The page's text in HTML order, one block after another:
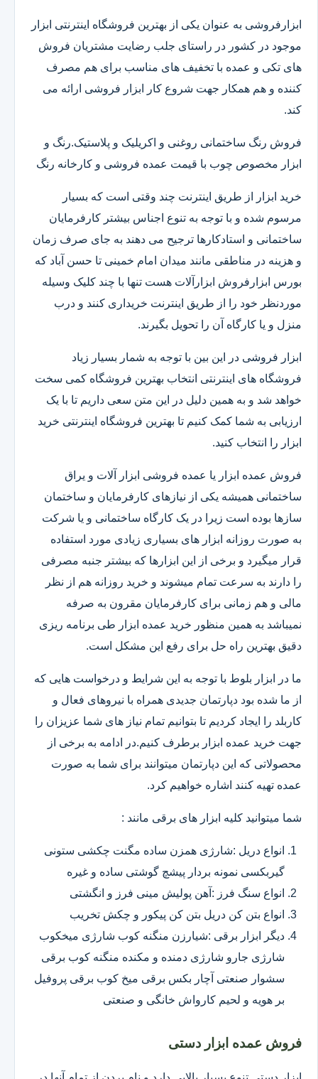
ابزارفروشی به عنوان یکی از بهترین فروشگاه اینترنتی ابزار
موجود در کشور در راستای جلب رضایت مشتریان فروش
های تکی و عمده با تخفیف های مناسب برای هم مصرف
کننده و هم همکار جهت شروع کار ابزار فروشی ارائه می
کند.
فروش رنگ ساختمانی روغنی و اکریلیک و پلاستیک.رنگ و
ابزار مخصوص چوب با قیمت عمده فروشی و کارخانه رنگ
خرید ابزار از طریق اینترنت چند وقتی است که بسیار
مرسوم شده و با توجه به تنوع اجناس بیشتر کارفرمایان
ساختمانی و استادکارها ترجیح می دهند به جای صرف زمان
و هزینه در مناطقی مانند میدان امام خمینی تا حسن آباد که
بورس ابزارفروش ابزارآلات هست تنها با چند کلیک وسیله
موردنظر خود را از طریق اینترنت خریداری کنند و درب
منزل و یا کارگاه آن را تحویل بگیرند.
ابزار فروشی در این بین با توجه به شمار بسیار زیاد
فروشگاه های اینترنتی انتخاب بهترین فروشگاه کمی سخت
خواهد شد و به همین دلیل در این متن سعی داریم تا با یک
ارزیابی به شما کمک کنیم تا بهترین فروشگاه اینترنتی خرید
ابزار را انتخاب کنید.
فروش عمده ابزار یا عمده فروشی ابزار آلات و یراق
ساختمانی همیشه یکی از نیازهای کارفرمایان و ساختمان
سازها بوده است زیرا در یک کارگاه ساختمانی و یا شرکت
به صورت روزانه ابزار های بسیاری زیادی مورد استفاده
قرار میگیرد و برخی از این ابزارها که بیشتر جنبه مصرفی
را دارند به سرعت تمام میشوند و خرید روزانه هم از نظر
مالی و هم زمانی برای کارفرمایان مقرون به صرفه
نمیباشد به همین منظور خرید عمده ابزار طی برنامه ریزی
دقیق بهترین راه حل برای رفع این مشکل است.
ما در ابزار بلوط با توجه به این شرایط و درخواست هایی که
از ما شده بود دپارتمان جدیدی همراه با نیروهای فعال و
کاربلد را ایجاد کردیم تا بتوانیم تمام نیاز های شما عزیزان را
جهت خرید عمده ابزار برطرف کنیم.در ادامه به برخی از
محصولاتی که این دپارتمان میتوانند برای شما به صورت
عمده تهیه کنند اشاره خواهیم کرد.
شما میتوانید کلیه ابزار های برقی مانند :
انواع دریل :شارژی همزن ساده مگنت چکشی ستونی
گیربکسی نمونه بردار پیشچ گوشتی ساده و غیره
انواع سنگ فرز :آهن پولیش مینی فرز و انگشتی
انواع بتن کن دریل بتن کن پیکور و چکش تخریب
دیگر ابزار برقی :شیارزن منگنه کوب شارژی میخکوب
شارژی جارو شارژی دمنده و مکنده منگنه کوب برقی
سشوار صنعتی آچار بکس برقی میخ کوب برقی پروفیل
بر هویه و لحیم کارواش خانگی و صنعتی
فروش عمده ابزار دستی